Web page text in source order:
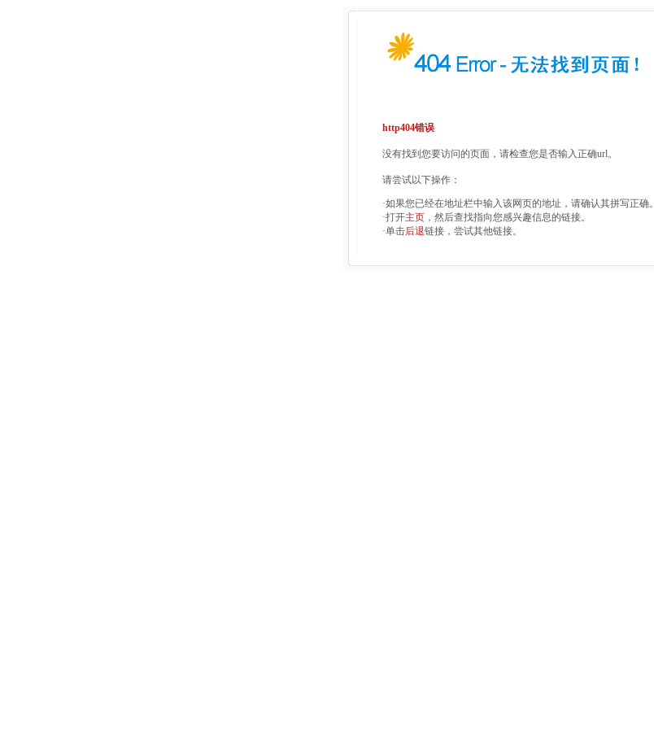
http404错误
没有找到您要访问的页面，请检查您是否输入正确url。
请尝试以下操作：
·如果您已经在地址栏中输入该网页的地址，请确认其拼写正确。
·打开主页 ，然后查找指向您感兴趣信息的链接。
·单击后退链接，尝试其他链接。